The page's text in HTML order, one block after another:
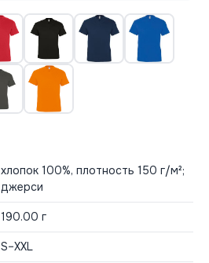
хлопок 100%, плотность 150 г/м²;
джерси
190.00 г
S–XXL